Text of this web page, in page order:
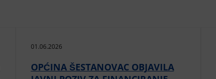
01.06.2026
OPĆINA ŠESTANOVAC OBJAVILA